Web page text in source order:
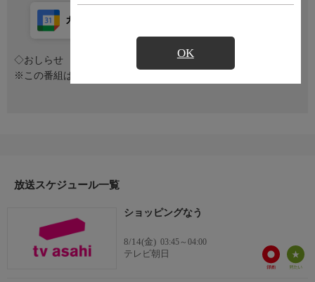
OK
カレンダー登録
◇おしらせ
※この番組は放送時間が変更になる場合があります
放送スケジュール一覧
ショッピングなう
8/14(金) 03:45～04:00
テレビ朝日